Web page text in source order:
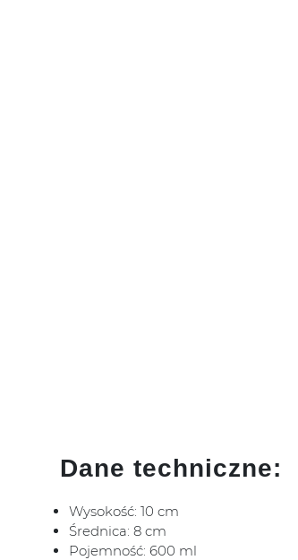
Dane techniczne:
Wysokość: 10 cm
Średnica: 8 cm
Pojemność: 600 ml